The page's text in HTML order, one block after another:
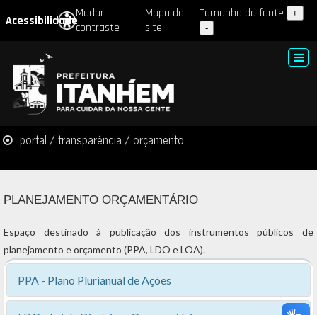
AcessibilidadeMudar
contraste
Mapa do
site
Tamanho da fonte
+
-
portal/transparência/ orçamento